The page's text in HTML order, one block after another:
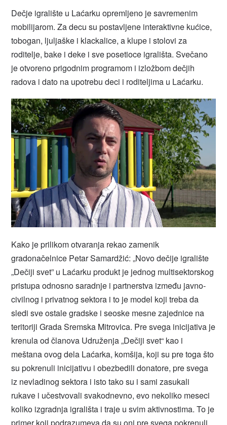
Dečje igralište u Laćarku opremljeno je savremenim
mobilijarom. Za decu su postavljene interaktivne kućice,
tobogan, ljuljaške i klackalice, a klupe i stolovi za
roditelje, bake i deke i sve posetioce igrališta. Svečano
je otvoreno prigodnim programom i izložbom dečjih
radova i dato na upotrebu deci i roditeljima u Laćarku.
Kako je prilikom otvaranja rekao zamenik
gradonačelnice Petar Samardžić: „Novo dečije igralište
„Dečiji svet” u Laćarku produkt je jednog multisektorskog
pristupa odnosno saradnje i partnerstva između javno-
civilnog i privatnog sektora i to je model koji treba da
sledi sve ostale gradske i seoske mesne zajednice na
teritoriji Grada Sremska Mitrovica. Pre svega inicijativa je
krenula od članova Udruženja „Dečiji svet“ kao i
meštana ovog dela Laćarka, komšija, koji su pre toga što
su pokrenuli inicijativu i obezbedili donatore, pre svega
iz nevladinog sektora i isto tako su i sami zasukali
rukave i učestvovali svakodnevno, evo nekoliko meseci
koliko izgradnja igrališta i traje u svim aktivnostima. To je
primer koji podrazumeva da su oni pre svega pokrenuli